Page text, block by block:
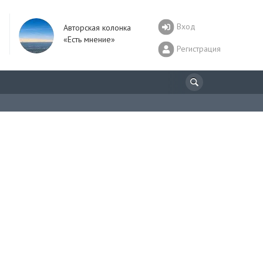
Авторская колонка
«Есть мнение»
Вход
Регистрация